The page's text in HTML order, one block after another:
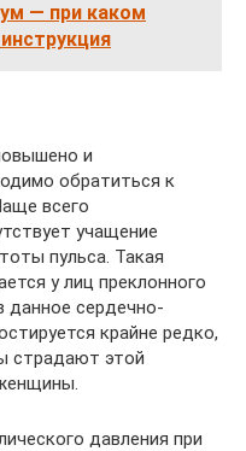
— при каком
и
обратиться к
всего
учащение
пульса. Такая
у лиц преклонного
данное сердечно-
крайне редко,
страдают этой
давления при